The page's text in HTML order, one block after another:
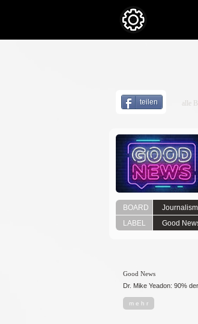
teilen alle
BOARD
LABEL
Good
Good News
Dr. Mike Yeadon: 90%
m e h r